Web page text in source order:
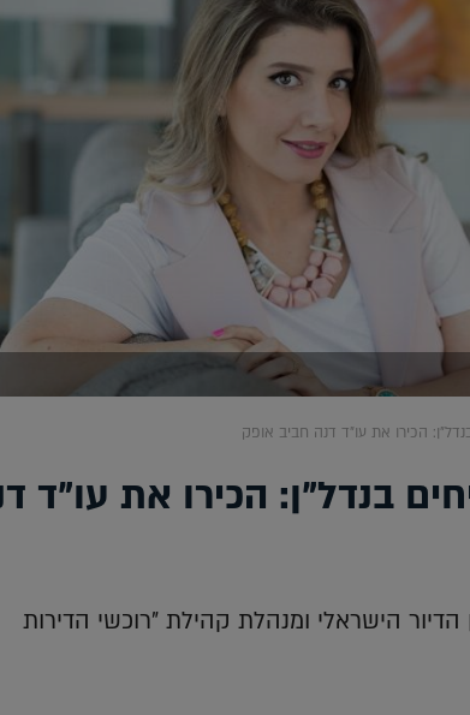
הכירו את עו"ד דנה חביב אופק
בנדל"ן: הכירו את עו"ד
הדיור הישראלי ומנהלת קהילת "רוכשי הדירות